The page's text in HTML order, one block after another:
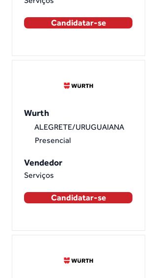
Candidatar-se
Wurth
ALEGRETE/URUGUAIANA
Presencial
Vendedor
Serviços
Candidatar-se